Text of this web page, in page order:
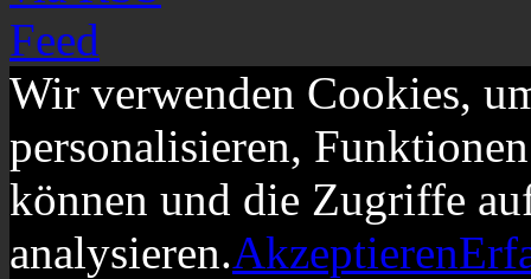
Wir verwenden Cookies,
personalisieren,
können und die Zugriffe
analysieren.Akzeptieren